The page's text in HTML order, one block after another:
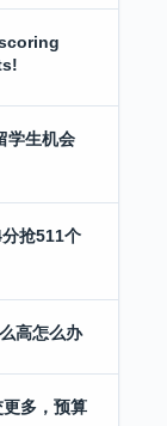
学生机会
抢511个
高怎么办
多，预算